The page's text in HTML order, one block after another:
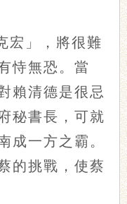
宏」，將很難
恃無恐。當
賴清德是很忌
秘書長，可就
成一方之霸。
的挑戰，使蔡